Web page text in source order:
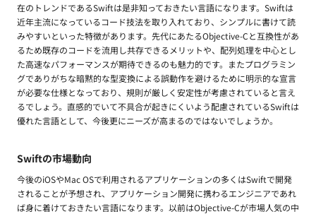
在のトレンドであるSwiftは是非知っておきたい言語になります。Swiftは
近年主流になっているコード技法を取り入れており、シンプルに書けて読
みやすいといった特徴があります。先代にあたるObjective-Cと互換性があ
るため既存のコードを流用し共存できるメリットや、配列処理を中心とし
た高速なパフォーマンスが期待できるのも魅力的です。またプログラミン
グでありがちな暗黙的な型変換による誤動作を避けるために明示的な宣言
が必要な仕様となっており、規則が厳しく安定性が考慮されていると言え
るでしょう。直感的でいて不具合が起きにくいよう配慮されているSwiftは
優れた言語として、今後更にニーズが高まるのではないでしょうか。
Swiftの市場動向
今後のiOSやMac OSで利用されるアプリケーションの多くはSwiftで開発
されることが予想され、アプリケーション開発に携わるエンジニアであれ
ば身に着けておきたい言語になります。以前はObjective-Cが市場人気の中